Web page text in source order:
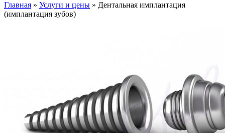
Главная » Услуги и цены » Дентальная имплантация
(имплантация зубов)